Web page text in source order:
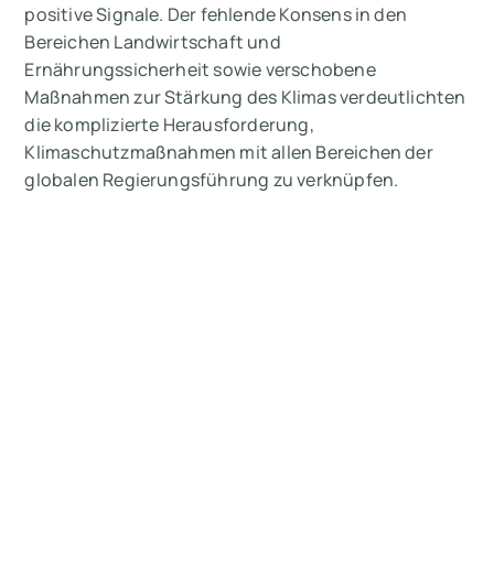
positive Signale. Der fehlende Konsens in den
Bereichen Landwirtschaft und
Ernährungssicherheit sowie verschobene
Maßnahmen zur Stärkung des Klimas verdeutlichten
die komplizierte Herausforderung,
Klimaschutzmaßnahmen mit allen Bereichen der
globalen Regierungsführung zu verknüpfen.